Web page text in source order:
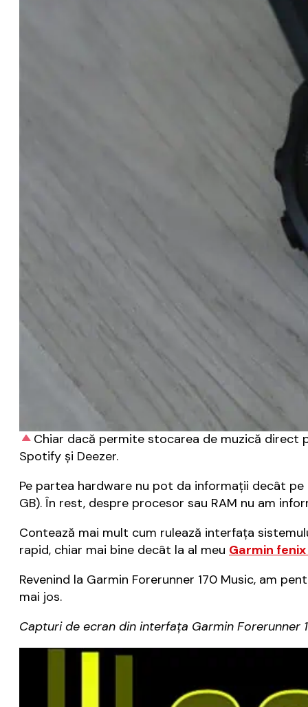
Chiar dacă permite stocarea de muzică direct
Spotify și Deezer.
Pe partea hardware nu pot da informații decât
GB). În rest, despre procesor sau RAM nu am
Contează mai mult cum rulează interfața
rapid, chiar mai bine decât la al meu Garmin
Revenind la Garmin Forerunner 170 Music, am
mai jos.
Capturi de ecran din interfața Garmin Forerunner